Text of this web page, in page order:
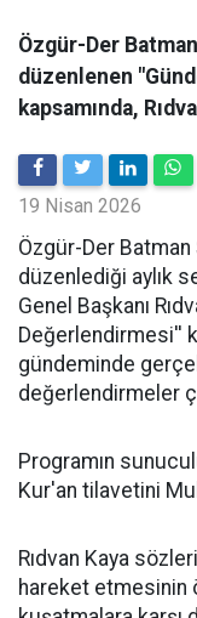
Özgür-Der
düzenlenen
kapsamında,
19 Nisan 2026
​Özgür-Der
düzenlediği aylık
Genel Başkanı
Değerlendirmesi''
gündeminde
değerlendirmeler
Programın
Kur'an tilavetini
Rıdvan Kaya
hareket etmesinin